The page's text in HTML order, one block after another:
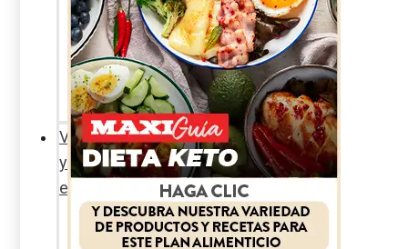
Sexualidad
responsable
En
la
percha
Vida
y
estilo
Productos
nuevos